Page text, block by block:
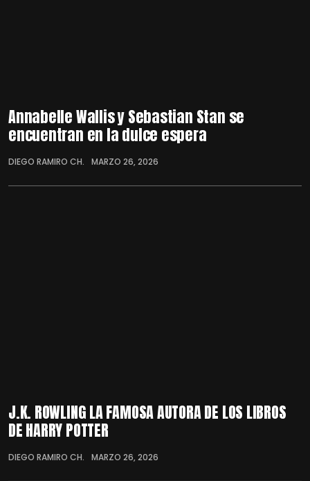
Annabelle Wallis y Sebastian Stan se
encuentran en la dulce espera
DIEGO RAMIRO CH. MARZO 26, 2026
J.K. ROWLING LA FAMOSA AUTORA DE LOS LIBROS
DE HARRY POTTER
DIEGO RAMIRO CH. MARZO 26, 2026